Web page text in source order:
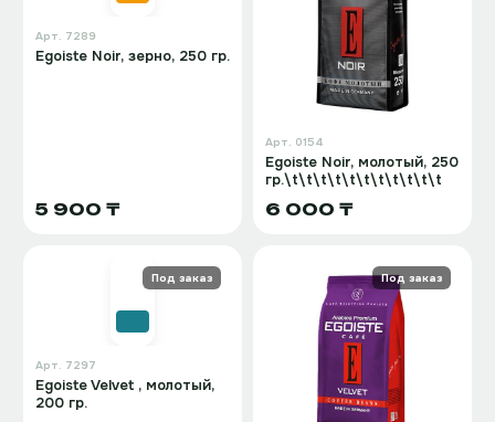
Арт. 7289
Egoiste Noir, зерно, 250 гр.
5 900 ₸
Арт. 0154
Egoiste Noir, молотый, 250
гр.\t\t\t\t\t\t\t\t\t\t\t
6 000 ₸
Под заказ
Арт. 7297
Egoiste Velvet , молотый,
200 гр.
Под заказ